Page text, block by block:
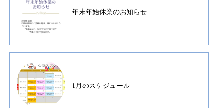
年末年始休業のお知らせ
1月のスケジュール